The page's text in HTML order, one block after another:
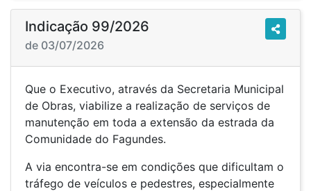
Indicação 99/2026
de 03/07/2026
Que o Executivo, através da Secretaria Municipal
de Obras, viabilize a realização de serviços de
manutenção em toda a extensão da estrada da
Comunidade do Fagundes.
A via encontra-se em condições que dificultam o
tráfego de veículos e pedestres, especialmente